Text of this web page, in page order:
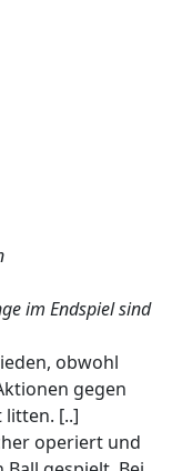
im Endspiel sind
obwohl
gegen
litten. [..]
operiert und